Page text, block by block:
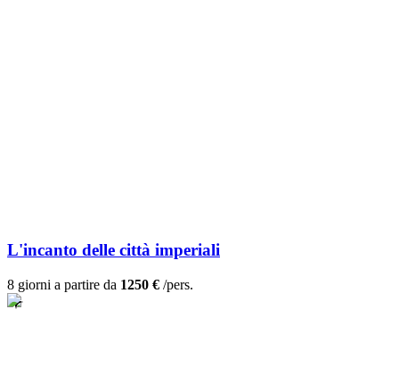
L'incanto delle città imperiali
8 giorni a partire da 1250 € /pers.